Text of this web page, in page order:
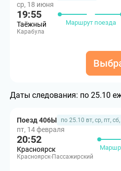
ср, 18 июня
19:55
Таёжный
Карабула
Маршрут поезда
Даты следования: по 25.10
Поезд 406Ы по 25.10 вт, ср, пт,
пт, 14 февраля
20:52
Красноярск
Красноярск-Пассажирский